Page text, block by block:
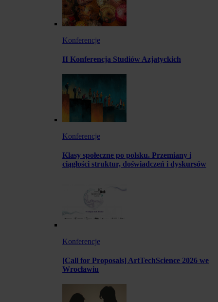
Konferencje
II Konferencja Studiów Azjatyckich
Konferencje
Klasy społeczne po polsku. Przemiany i
ciągłości struktur, doświadczeń i dyskursów
Konferencje
[Call for Proposals] ArtTechScience 2026 we
Wrocławiu